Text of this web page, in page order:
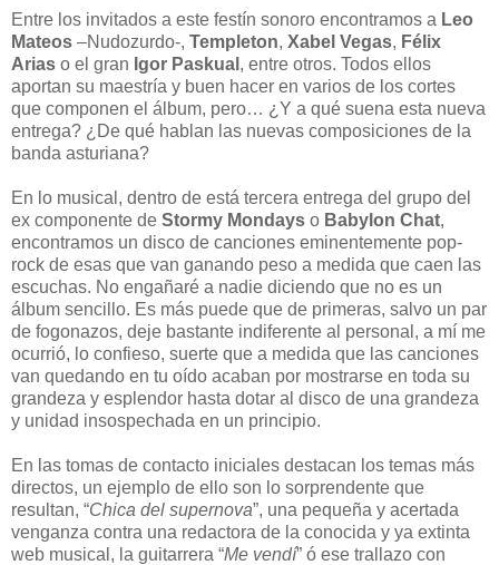
Entre los invitados a este festín sonoro encontramos a Leo
Mateos –Nudozurdo-, Templeton, Xabel Vegas, Félix
Arias o el gran Igor Paskual , entre otros. Todos ellos
aportan su maestría y buen hacer en varios de los cortes
que componen el álbum, pero… ¿Y a qué suena esta nueva
entrega? ¿De qué hablan las nuevas composiciones de la
banda asturiana?
En lo musical, dentro de está tercera entrega del grupo del
ex componente de Stormy Mondays o Babylon Chat,
encontramos un disco de canciones eminentemente pop-
rock de esas que van ganando peso a medida que caen las
escuchas. No engañaré a nadie diciendo que no es un
álbum sencillo. Es más puede que de primeras, salvo un par
de fogonazos, deje bastante indiferente al personal, a mí me
ocurrió, lo confieso, suerte que a medida que las canciones
van quedando en tu oído acaban por mostrarse en toda su
grandeza y esplendor hasta dotar al disco de una grandeza
y unidad insospechada en un principio.
En las tomas de contacto iniciales destacan los temas más
directos, un ejemplo de ello son lo sorprendente que
resultan, “Chica del supernova”, una pequeña y acertada
venganza contra una redactora de la conocida y ya extinta
web musical, la guitarrera “Me vendí” ó ese trallazo con